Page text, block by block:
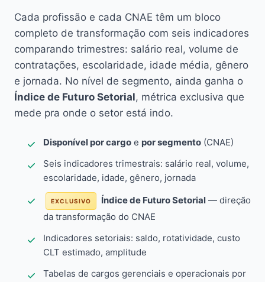
Cada profissão e cada CNAE têm um bloco
completo de transformação com seis indicadores
comparando trimestres: salário real, volume de
contratações, escolaridade, idade média, gênero
e jornada. No nível de segmento, ainda ganha o
Índice de Futuro Setorial, métrica exclusiva que
mede pra onde o setor está indo.
Disponível por cargo e por segmento (CNAE)
Seis indicadores trimestrais: salário real, volume,
escolaridade, idade, gênero, jornada
EXCLUSIVO Índice de Futuro Setorial — direção
da transformação do CNAE
Indicadores setoriais: saldo, rotatividade, custo
CLT estimado, amplitude
Tabelas de cargos gerenciais e operacionais por